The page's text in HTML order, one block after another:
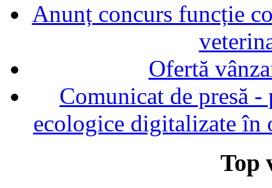
Anunț concurs funcție
Ofertă
Comunicat de presă
ecologice digitalizate în
Top